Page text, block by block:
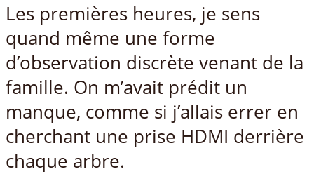
Les premières heures, je sens
quand même une forme
d’observation discrète venant de la
famille. On m’avait prédit un
manque, comme si j’allais errer en
cherchant une prise HDMI derrière
chaque arbre.